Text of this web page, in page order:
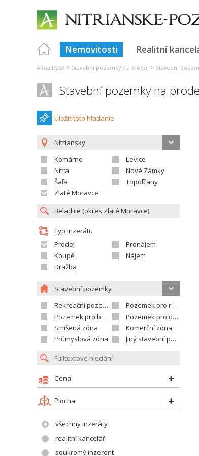
Nemovitosti Realitní
AReality.sk > Stavební pozemky na prodej > Stavební
Stavební pozemky na
Uložiť toto hladanie
Nitriansky
Komárno
Levice
Nitra
Nové Zámky
Šaľa
Topoľčany
Zlaté Moravce
Typ inzerátu
Prodej
Pronájem
Koupě
Nájem
Dražba
Stavební pozemky
Rekreační pozemek
Pozemek pro rodinné domy
Pozemek pro bytovou výstavbu
Pozemek pro občanskou vybavenost
Smíšená zóna
Komerční zóna
Průmyslová zóna
Jiný stavební pozemek
Cena
Plocha
všechny inzeráty
realitní kancelář
soukromý inzerent